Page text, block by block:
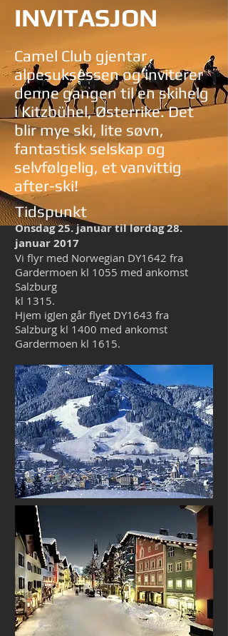
INVITASJON
Camel Club gjentar
alpesuksessen og inviterer
denne gangen til en skihelg
i Kitzbühel, Østerrike. Det
blir mye ski, lite søvn,
fantastisk selskap og
selvfølgelig, et vanvittig
after-ski!
Tidspunkt
Onsdag 25. januar til lørdag 28.
januar 2017
Vi flyr med Norwegian DY1642 fra
Gardermoen kl 1055 med ankomst
Salzburg
kl 1315.
Hjem igJen går flyet DY1643 fra
Salzburg kl 1400 med ankomst
Gardermoen kl 1615.